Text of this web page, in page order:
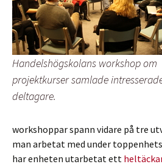
Handelshögskolans workshop om
projektkurser samlade
deltagare.
workshoppar spann vidare på tre
man arbetat med under
har enheten utarbetat ett